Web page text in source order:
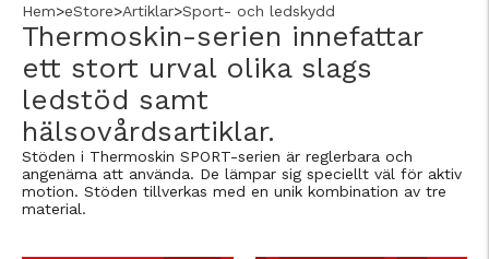
Hem>eStore>Artiklar>Sport- och ledskydd
Thermoskin-serien innefattar
ett stort urval olika slags
ledstöd samt
hälsovårdsartiklar.
Stöden i Thermoskin SPORT-serien är reglerbara och
angenäma att använda. De lämpar sig speciellt väl för aktiv
motion. Stöden tillverkas med en unik kombination av tre
material.